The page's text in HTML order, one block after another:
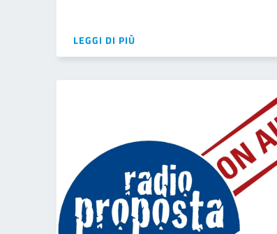
LEGGI DI PIÙ